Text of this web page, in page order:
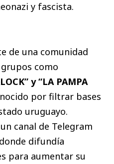
y fascista.
de una comunidad
como
y “LA PAMPA
por filtrar bases
uruguayo.
canal de Telegram
difundía
para aumentar su